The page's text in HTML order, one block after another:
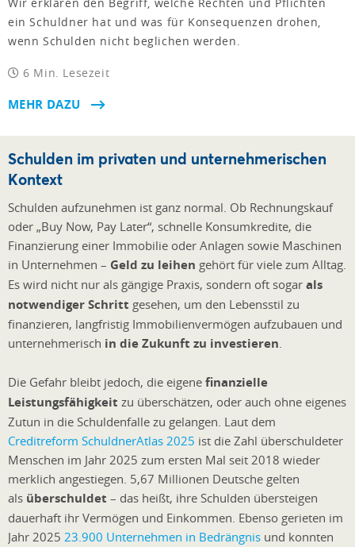
ein Schuldner hat und was für Konsequenzen drohen,
wenn Schulden nicht beglichen werden.
6 Min. Lesezeit
MEHR DAZU
Schulden im privaten und unternehmerischen
Kontext
Schulden aufzunehmen ist ganz normal. Ob Rechnungskauf
oder „Buy Now, Pay Later“, schnelle Konsumkredite, die
Finanzierung einer Immobilie oder Anlagen sowie Maschinen
in Unternehmen – Geld zu leihen gehört für viele zum Alltag.
Es wird nicht nur als gängige Praxis, sondern oft sogar als
notwendiger Schritt gesehen, um den Lebensstil zu
finanzieren, langfristig Immobilienvermögen aufzubauen und
unternehmerisch in die Zukunft zu investieren.
Die Gefahr bleibt jedoch, die eigene finanzielle
Leistungsfähigkeit zu überschätzen, oder auch ohne eigenes
Zutun in die Schuldenfalle zu gelangen. Laut dem
Creditreform SchuldnerAtlas 2025 ist die Zahl überschuldeter
Menschen im Jahr 2025 zum ersten Mal seit 2018 wieder
merklich angestiegen. 5,67 Millionen Deutsche gelten
als überschuldet – das heißt, ihre Schulden übersteigen
dauerhaft ihr Vermögen und Einkommen. Ebenso gerieten im
Jahr 2025 23.900 Unternehmen in Bedrängnis und konnten